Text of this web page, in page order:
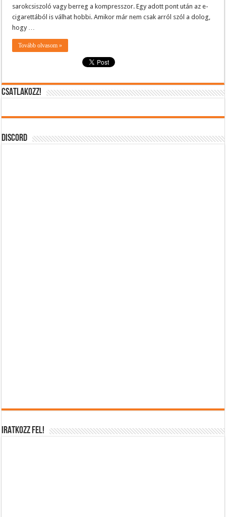
sarokcsiszoló vagy berreg a kompresszor. Egy adott pont után az e-
cigarettából is válhat hobbi. Amikor már nem csak arról szól a dolog,
hogy …
Tovább olvasom »
CSATLAKOZZ!
DISCORD
IRATKOZZ FEL!